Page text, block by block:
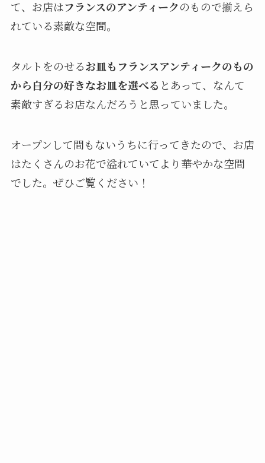
て、お店はフランスのアンティークのもので揃えら
れている素敵な空間。
タルトをのせるお皿もフランスアンティークのもの
から自分の好きなお皿を選べる とあって、なんて
素敵すぎるお店なんだろうと思っていました。
オープンして間もないうちに行ってきたので、お店
はたくさんのお花で溢れていてより華やかな空間
でした。ぜひご覧ください！